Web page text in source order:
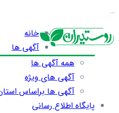
…
خانه
آگهی ها
همه آگهی ها
آگهی های ویژه
آگهی ها براساس
پایگاه اطلاع رسانی